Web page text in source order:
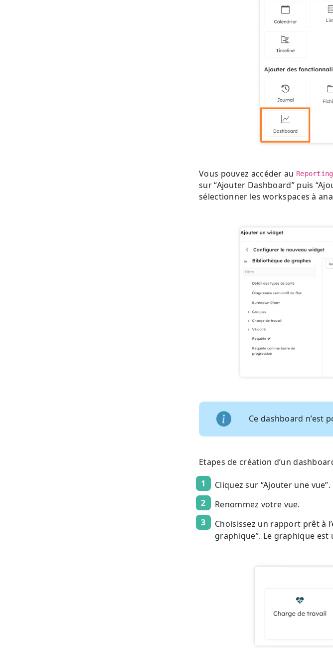
Vous pouvez accéder au Reporting
sur “Ajouter Dashboard” puis
sélectionner les workspaces à
Ce dashboard n’est
Etapes de création d’un
Cliquez sur “Ajouter une vue”.
Renommez votre vue.
Choisissez un rapport prêt à
graphique”. Le graphique